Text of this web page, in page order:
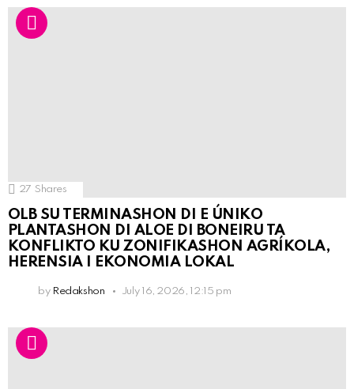
27 Shares
OLB SU TERMINASHON DI E ÚNIKO
PLANTASHON DI ALOE DI BONEIRU TA
KONFLIKTO KU ZONIFIKASHON AGRÍKOLA,
HERENSIA I EKONOMIA LOKAL
by Redakshon July 16, 2026, 12:15 pm